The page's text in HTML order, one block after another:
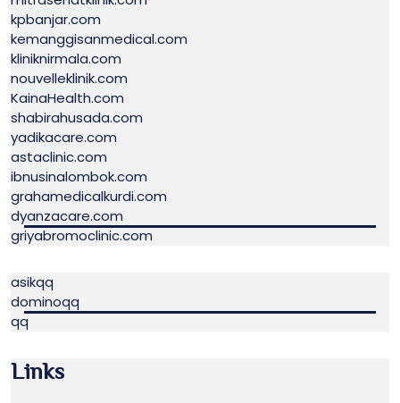
kpbanjar.com
kemanggisanmedical.com
kliniknirmala.com
nouvelleklinik.com
KainaHealth.com
shabirahusada.com
yadikacare.com
astaclinic.com
ibnusinalombok.com
grahamedicalkurdi.com
dyanzacare.com
griyabromoclinic.com
asikqq
dominoqq
qq
Links